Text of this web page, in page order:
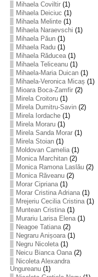
Mihaela Coviltir(1)
Mihaela Deiciuc (1)
Mihaela Melinte(1)
Mihaela Naraevschi (1)
Mihaela Păun(1)
Mihaela Radu(1)
Mihaela Răducea(1)
Mihaela Teliceanu(1)
Mihaela-Maria Duican(1)
Mihaela-Veronica Micaș (1)
Mioara Boca-Zamfir(2)
Mirela Croitoru(1)
Mirela Dumitru-Savin(2)
Mirela Iordache(1)
Mirela Moraru(1)
Mirela Sanda Morar(1)
Mirela Stoian(1)
Moldovan Camelia(1)
Monica Marchitan(2)
Monica Ramona Laslău(2)
Monica Răveanu(2)
Morar Cipriana(1)
Morar Cristina Adriana(1)
Mrejeriu Cecilia Cristina(1)
Muntean Cristina(1)
Murariu Larisa Elena(1)
Neagoe Tatiana(2)
Negraru Anișoara(1)
Negru Nicoleta(1)
Neicu Bianca Oana(2)
Nicoleta Alexandra
Ungureanu(1)